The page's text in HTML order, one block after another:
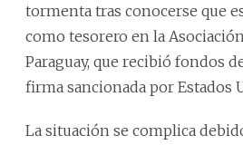
tormenta tras conocerse que
como tesorero en la
Paraguay, que recibió fondos
firma sancionada por Estados
La situación se complica